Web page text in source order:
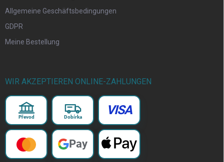
Allgemeine Geschäftsbedingungen
GDPR
Meine Bestellung
WIR AKZEPTIEREN ONLINE-ZAHLUNGEN
Převod Dobírka VISA
Pay